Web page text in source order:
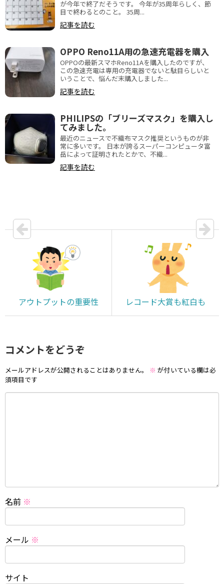
が今年で終了だそうです。 今年が35周年らしく、節
目で終わるとのこと。 35周...
記事を読む
OPPO Reno11A用の急速充電器を購入
OPPOの最新スマホReno11Aを購入したのですが、
この急速充電は専用の充電器でないと駄目らしいと
いうことで、悩んだ末購入しました...
記事を読む
PHILIPSの「ブリーズマスク」を購入し
てみました。
最近のニュースで不織布マスク推奨というものが非
常に多いです。 日本が誇るスーパーコンピュータ富
岳によって証明されたとかで、不織...
記事を読む
アウトプットの重要性 レコード大賞も紅白も
コメントをどうぞ
メールアドレスが公開されることはありません。 ※ が付いている欄は必
須項目です
名前 ※
メール ※
サイト